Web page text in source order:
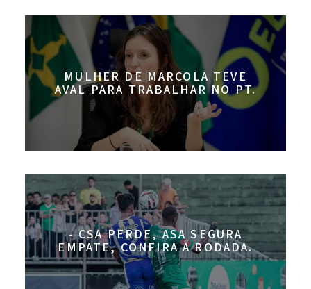
MULHER DE MARCOLA TEVE
AVAL PARA TRABALHAR NO PT.
- CSA PERDE, ASA SEGURA
EMPATE, CONFIRA A RODADA.